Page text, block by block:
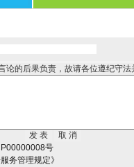
论的后果负责，故请各位遵纪守
号
务管理规定》